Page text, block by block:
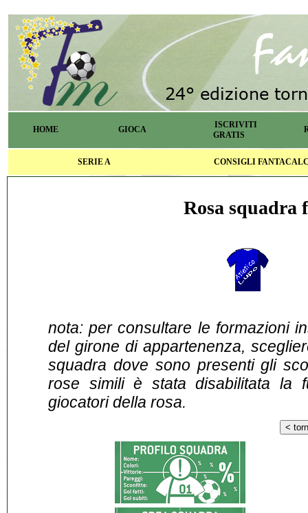
HOME GIOCA
ISCRIVITI
GRATIS
SERIE A CONSIGLI
Rosa squadra
nota: per consultare le formazioni
del girone di appartenenza,
squadra dove sono presenti gli
rose simili è stata disabilitata la
giocatori della rosa.